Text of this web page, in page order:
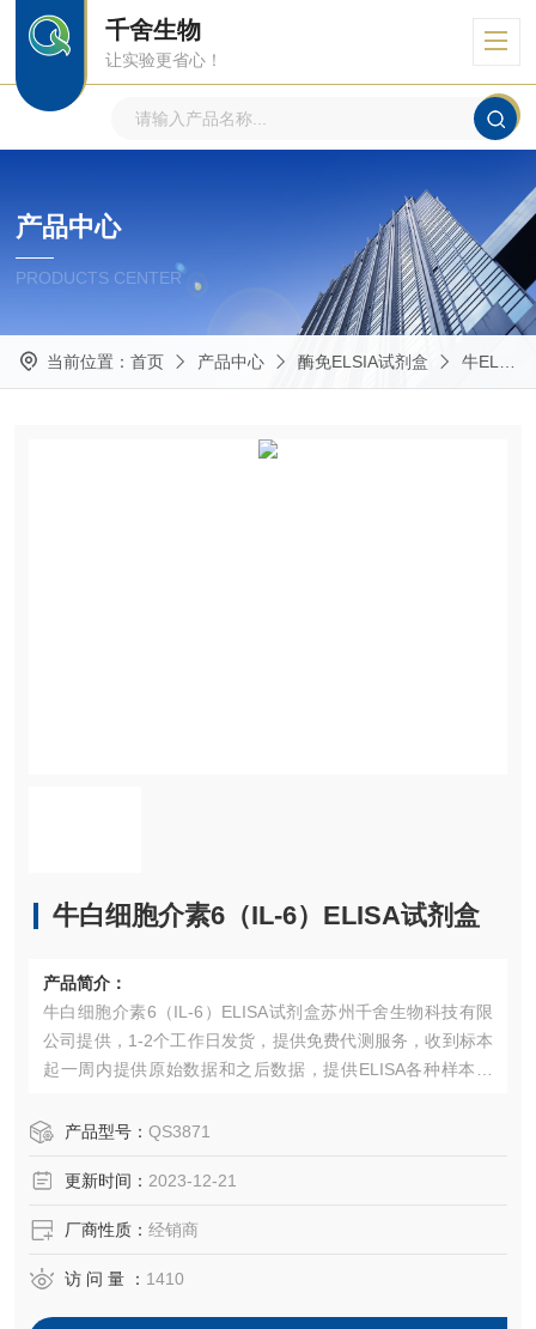
千舍生物
让实验更省心！
产品中心
PRODUCTS CENTER
当前位置： 首页 产品中心 酶免ELSIA试剂盒 牛ELISA试剂盒
牛白细胞介素6（IL-6）ELISA试剂盒
产品简介：
牛白细胞介素6（IL-6）ELISA试剂盒苏州千舍生物科技有限
公司提供，1-2个工作日发货，提供免费代测服务，收到标本
起一周内提供原始数据和之后数据，提供ELISA各种样本收
说明等产品型号： QS3871
更新时间： 2023-12-21
厂商性质： 经销商
访 问 量 ： 1410